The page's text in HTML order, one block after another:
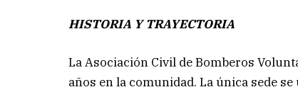
HISTORIA Y TRAYECTORIA
La Asociación Civil de Bomberos
años en la comunidad. La única sede